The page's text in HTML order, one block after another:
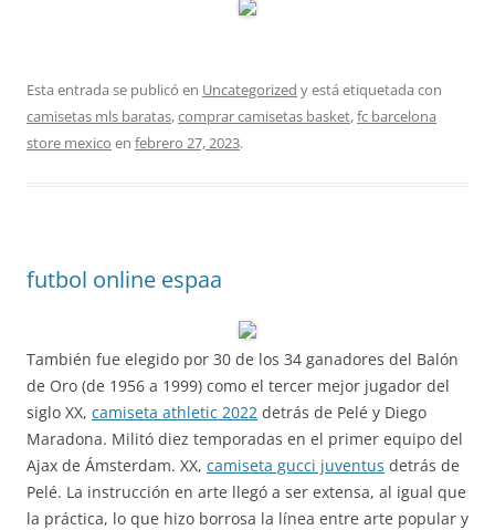
Esta entrada se publicó en Uncategorized y está etiquetada con
camisetas mls baratas,comprar camisetas basket,fc barcelona
store mexico en febrero 27, 2023.
futbol online espaa
También fue elegido por 30 de los 34 ganadores del Balón
de Oro (de 1956 a 1999) como el tercer mejor jugador del
siglo XX, camiseta athletic 2022 detrás de Pelé y Diego
Maradona. Militó diez temporadas en el primer equipo del
Ajax de Ámsterdam. XX, camiseta gucci juventus detrás de
Pelé. La instrucción en arte llegó a ser extensa, al igual que
la práctica, lo que hizo borrosa la línea entre arte popular y